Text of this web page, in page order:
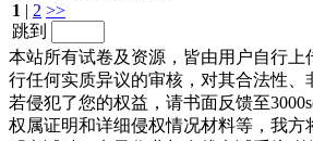
1 | 2 >>
跳到
本站所有试卷及资源，皆由用户自行上
行任何实质异议的审核，对其合法性、
若侵犯了您的权益，请书面反馈至
权属证明和详细侵权情况材料等，我方